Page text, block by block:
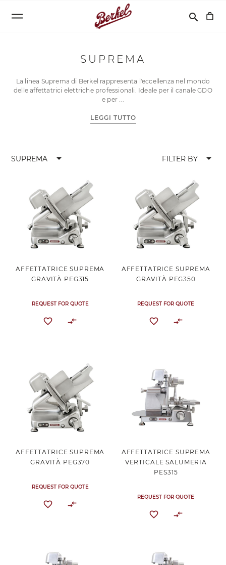
Cerca
search
SUPREMA
La linea Suprema di Berkel rappresenta l'eccellenza nel mondo
delle affettatrici elettriche professionali. Ideale per il canale GDO
e per
LEGGI TUTTO
SUPREMA arrow_drop_down FILTER BY arrow_drop_down
AFFETTATRICE SUPREMA
GRAVITÀ PEG315
REQUEST FOR QUOTE
AFFETTATRICE SUPREMA
GRAVITÀ PEG350
REQUEST FOR QUOTE
AFFETTATRICE SUPREMA
GRAVITÀ PEG370
REQUEST FOR QUOTE
AFFETTATRICE SUPREMA
VERTICALE SALUMERIA
PES315
REQUEST FOR QUOTE